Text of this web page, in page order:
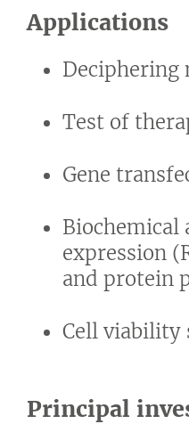
Applications
Deciphering
Test of
Gene
Biochemical
expression
and protein
Cell viability
Principal